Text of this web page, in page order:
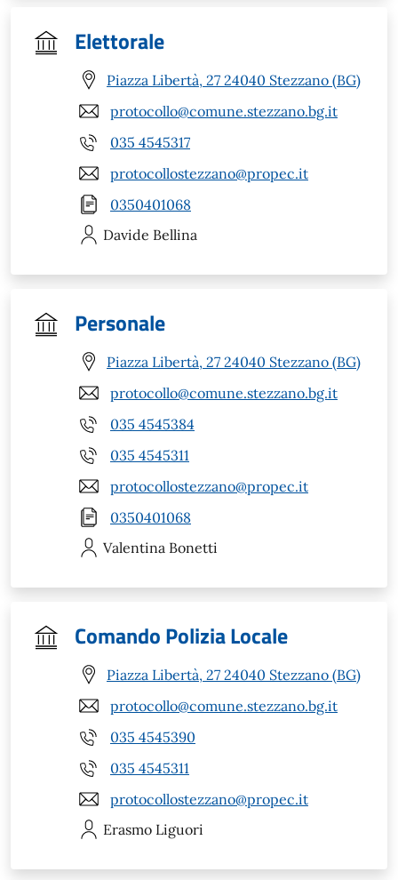
Elettorale
Piazza Libertà, 27 24040 Stezzano (BG)
protocollo@comune.stezzano.bg.it
035 4545317
protocollostezzano@propec.it
0350401068
Davide Bellina
Personale
Piazza Libertà, 27 24040 Stezzano (BG)
protocollo@comune.stezzano.bg.it
035 4545384
035 4545311
protocollostezzano@propec.it
0350401068
Valentina Bonetti
Comando Polizia Locale
Piazza Libertà, 27 24040 Stezzano (BG)
protocollo@comune.stezzano.bg.it
035 4545390
035 4545311
protocollostezzano@propec.it
Erasmo Liguori